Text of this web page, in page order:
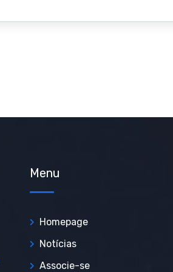
Menu
Homepage
Notícias
Associe-se